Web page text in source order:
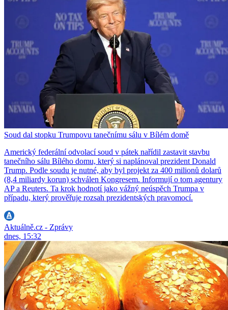
Soud dal stopku Trumpovu tanečnímu sálu v Bílém domě
Americký federální odvolací soud v pátek nařídil zastavit stavbu
tanečního sálu Bílého domu, který si naplánoval prezident Donald
Trump. Podle soudu je nutné, aby byl projekt za 400 milionů dolarů
(8,4 miliardy korun) schválen Kongresem. Informují o tom agentury
AP a Reuters. Ta krok hodnotí jako vážný neúspěch Trumpa v
případu, který prověřuje rozsah prezidentských pravomocí.
Aktuálně.cz - Zprávy
dnes, 15:32